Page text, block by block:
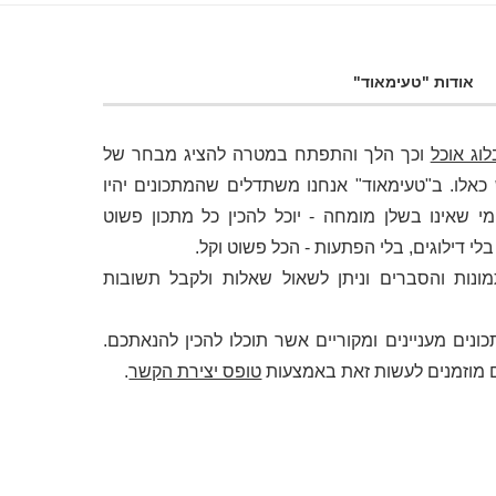
אודות "טעימאוד"
אוכל וכך הלך והתפתח במטרה להציג מבחר של
ב"טעימאוד" אנחנו משתדלים שהמתכונים יהיו
שאינו בשלן מומחה - יוכל להכין כל מתכון פשוט
דילוגים, בלי הפתעות - הכל פשוט וקל.
והסברים וניתן לשאול שאלות ולקבל תשובות
מעניינים ומקוריים אשר תוכלו להכין להנאתכם.
לעשות זאת באמצעות טופס יצירת הקשר.